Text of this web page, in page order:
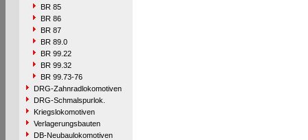
BR 85
BR 86
BR 87
BR 89.0
BR 99.22
BR 99.32
BR 99.73-76
DRG-Zahnradlokomotiven
DRG-Schmalspurlok.
Kriegslokomotiven
Verlagerungsbauten
DB-Neubaulokomotiven